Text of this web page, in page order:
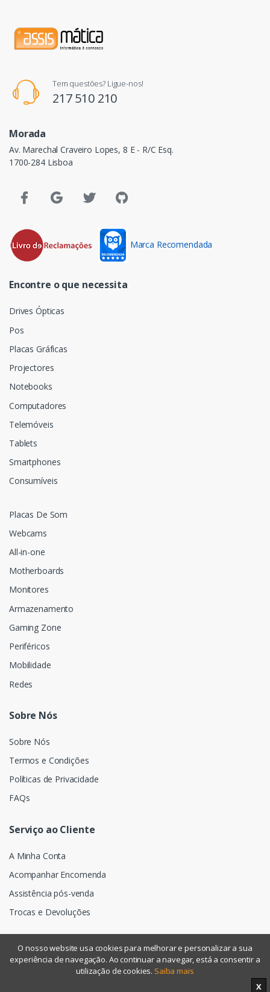
Tem questões? Ligue-nos!
217 510 210
Morada
Av. Marechal Craveiro Lopes, 8 E - R/C Esq.
1700-284 Lisboa
Marca Recomendada
Encontre o que necessita
Drives Ópticas
Pos
Placas Gráficas
Projectores
Notebooks
Computadores
Telemóveis
Tablets
Smartphones
Consumíveis
Placas De Som
Webcams
All-in-one
Motherboards
Monitores
Armazenamento
Gaming Zone
Periféricos
Mobilidade
Redes
Sobre Nós
Sobre Nós
Termos e Condições
Políticas de Privacidade
FAQs
Serviço ao Cliente
A Minha Conta
Acompanhar Encomenda
Assistência pós-venda
Trocas e Devoluções
©Assismática- Todos os direitos reservados
O nosso website usa cookies para melhorar e personalizar a sua
experiência de navegação. Ao continuar a navegar, está a consentir a
utilização de cookies. Saiba mais
X